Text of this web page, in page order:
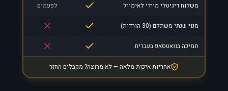
משלוח דיגיטלי מיידי לאימייל לפעמים
מנוי שנתי משתלם (30 הורדות)
תמיכה בוואטסאפ בעברית
אחריות איכות מלאה — לא מרוצה? מקבלים החזר